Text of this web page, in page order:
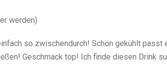
werden)
so zwischendurch! Schön gekühlt passt
Geschmack top! Ich finde diesen Drink